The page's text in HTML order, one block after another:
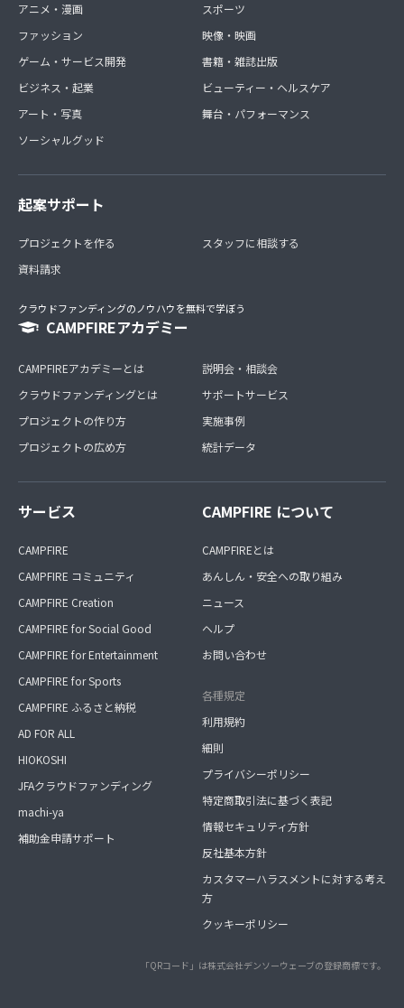
アニメ・漫画
ファッション
ゲーム・サービス開発
ビジネス・起業
アート・写真
ソーシャルグッド
スポーツ
映像・映画
書籍・雑誌出版
ビューティー・ヘルスケア
舞台・パフォーマンス
起案サポート
プロジェクトを作る
資料請求
スタッフに相談する
クラウドファンディングのノウハウを無料で学ぼう
CAMPFIREアカデミー
CAMPFIREアカデミーとは
クラウドファンディングとは
プロジェクトの作り方
プロジェクトの広め方
説明会・相談会
サポートサービス
実施事例
統計データ
サービス
CAMPFIRE
CAMPFIRE コミュニティ
CAMPFIRE Creation
CAMPFIRE for Social Good
CAMPFIRE for Entertainment
CAMPFIRE for Sports
CAMPFIRE ふるさと納税
AD FOR ALL
HIOKOSHI
JFAクラウドファンディング
machi-ya
補助金申請サポート
CAMPFIRE について
CAMPFIREとは
あんしん・安全への取り組み
ニュース
ヘルプ
お問い合わせ
各種規定
利用規約
細則
プライバシーポリシー
特定商取引法に基づく表記
情報セキュリティ方針
反社基本方針
カスタマーハラスメントに対する考え
方
クッキーポリシー
「QRコード」は株式会社デンソーウェーブの登録商標です。